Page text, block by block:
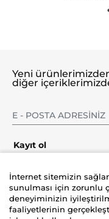
Şirket
Yeni
diğer
Kayıt ol
İnternet sitemizin
sunulması için zorunlu
deneyiminizin
faaliyetlerinin